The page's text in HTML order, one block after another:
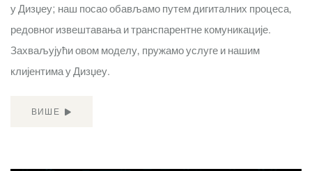
у Дизџеу; наш посао обављамо путем дигиталних процеса,
редовног извештавања и транспарентне комуникације.
Захваљујући овом моделу, пружамо услуге и нашим
клијентима у Дизџеу.
ВИШЕ